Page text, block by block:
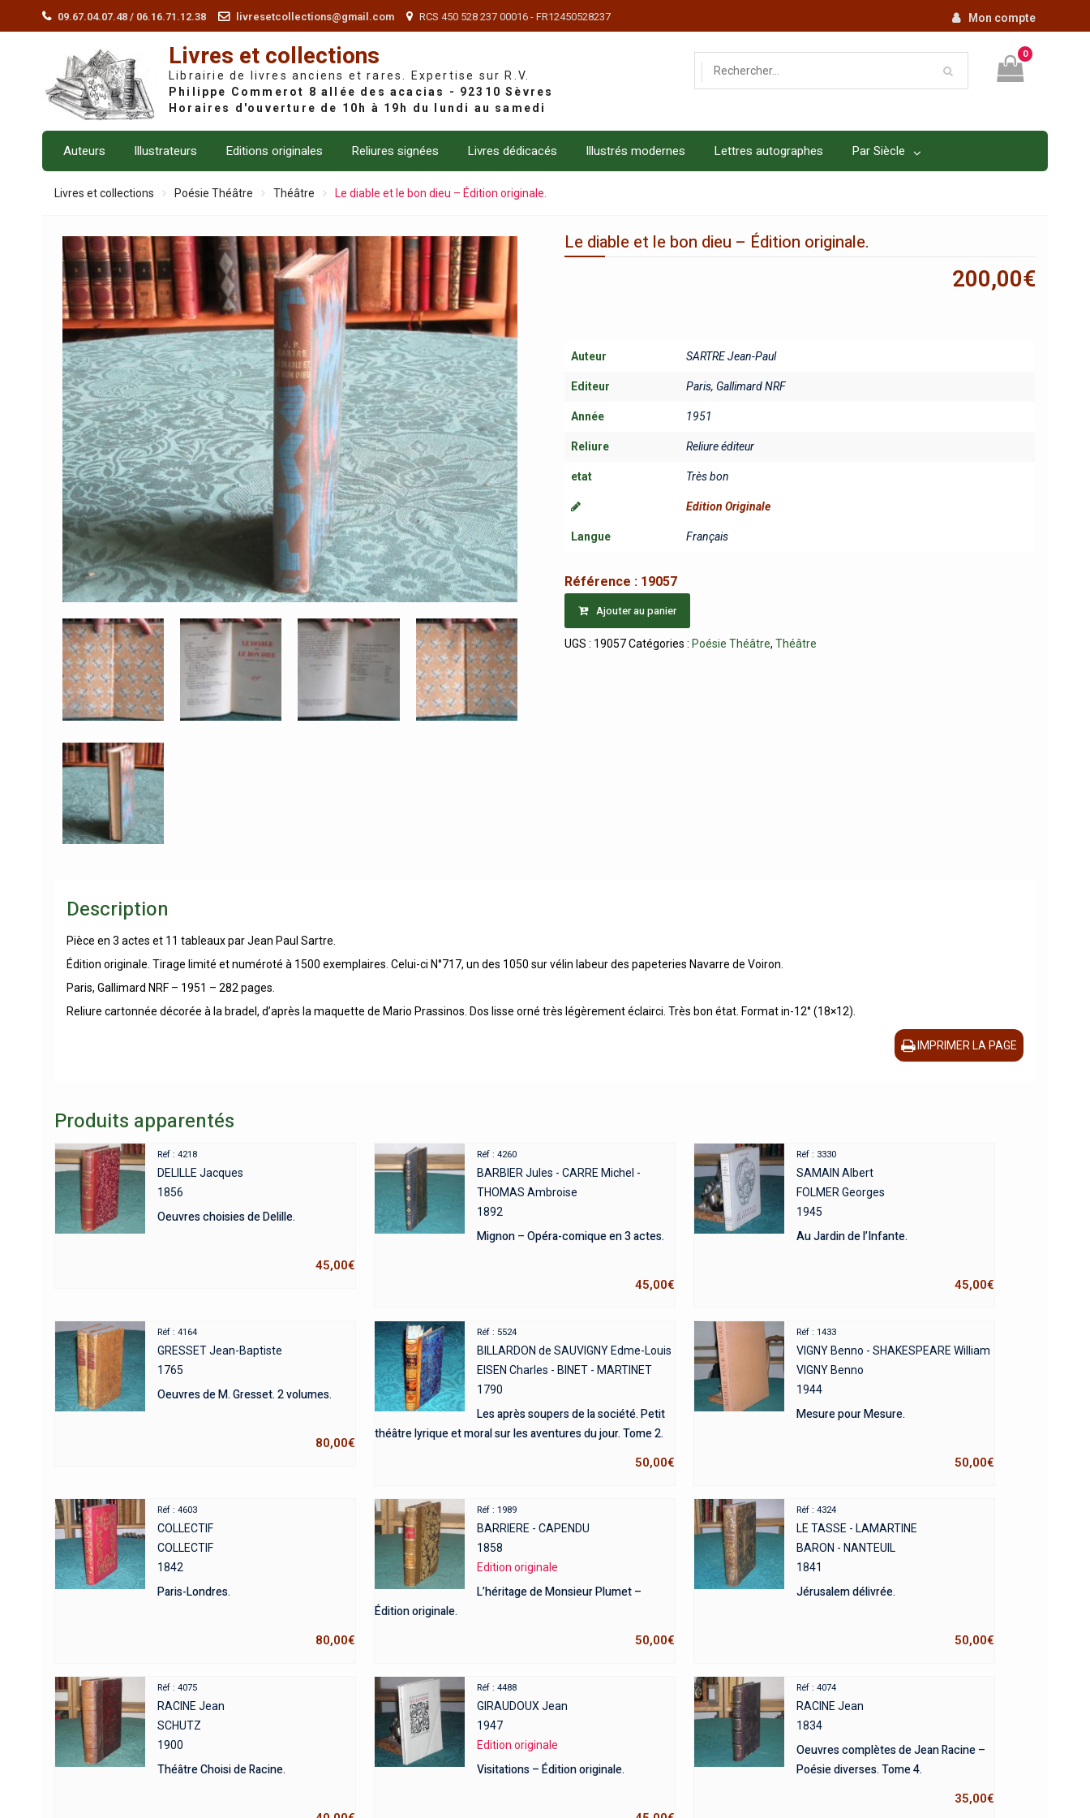
09.67.04.07.48 / 06.16.71.12.38 livresetcollections@gmail.com RCS 450 528 237 00016 - FR12450528237 Mon compte
Livres et collections
Librairie de livres anciens et rares. Expertise sur R.V.
0
Auteurs Illustrateurs Editions originales Reliures signées Livres dédicacés Illustrés modernes Lettres autographes Par Siècle
Livres et collections Poésie Théâtre Théâtre Le diable et le bon dieu – Édition originale.
Le diable et le bon dieu – Édition originale.
200,00€
Auteur SARTRE Jean-Paul
Editeur Paris, Gallimard NRF
Année 1951
Reliure Reliure éditeur
etat Très bon
Edition Originale
Langue Français
Référence : 19057
Ajouter au panier
UGS : 19057 Catégories : Poésie Théâtre,Théâtre
Description
Pièce en 3 actes et 11 tableaux par Jean Paul Sartre.
Édition originale. Tirage limité et numéroté à 1500 exemplaires. Celui-ci N°717, un des 1050 sur vélin labeur des papeteries Navarre de Voiron.
Paris, Gallimard NRF – 1951 – 282 pages.
Reliure cartonnée décorée à la bradel, d’après la maquette de Mario Prassinos. Dos lisse orné très légèrement éclairci. Très bon état. Format in-12° (18×12).
IMPRIMER LA PAGE
Produits apparentés
Réf : 4218
DELILLE Jacques
1856
Oeuvres choisies de Delille.
45,00€
Réf : 4260
BARBIER Jules - CARRE Michel -
THOMAS Ambroise
1892
Mignon – Opéra-comique en 3 actes.
45,00€
Réf : 3330
SAMAIN Albert
FOLMER Georges
1945
Au Jardin de l’Infante.
45,00€
Réf : 4164
GRESSET Jean-Baptiste
1765
Oeuvres de M. Gresset. 2 volumes.
80,00€
Réf : 5524
BILLARDON de SAUVIGNY Edme-Louis
EISEN Charles - BINET - MARTINET
1790
Les après soupers de la société. Petit
théâtre lyrique et moral sur les aventures du jour. Tome 2.
50,00€
Réf : 1433
VIGNY Benno - SHAKESPEARE William
VIGNY Benno
1944
Mesure pour Mesure.
50,00€
Réf : 4603
COLLECTIF
COLLECTIF
1842
Paris-Londres.
80,00€
Réf : 1989
BARRIERE - CAPENDU
1858
Edition originale
L’héritage de Monsieur Plumet –
Édition originale.
50,00€
Réf : 4324
LE TASSE - LAMARTINE
BARON - NANTEUIL
1841
Jérusalem délivrée.
50,00€
Réf : 4075
RACINE Jean
SCHUTZ
1900
Théâtre Choisi de Racine.
Réf : 4488
GIRAUDOUX Jean
1947
Edition originale
Visitations – Édition originale.
Réf : 4074
RACINE Jean
1834
Oeuvres complètes de Jean Racine –
Poésie diverses. Tome 4.
35,00€